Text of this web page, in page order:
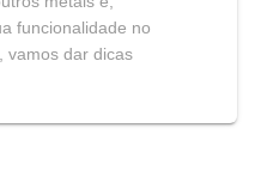
funcionalidade no
vamos dar dicas